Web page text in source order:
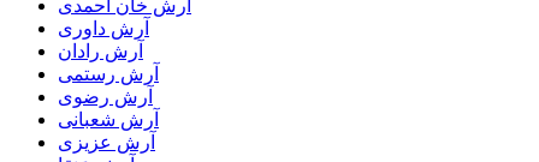
آرش خان احمدی
آرش داوری
آرش رادان
آرش رستمى
آرش رضوی
آرش شعبانی
آرش عزیزی